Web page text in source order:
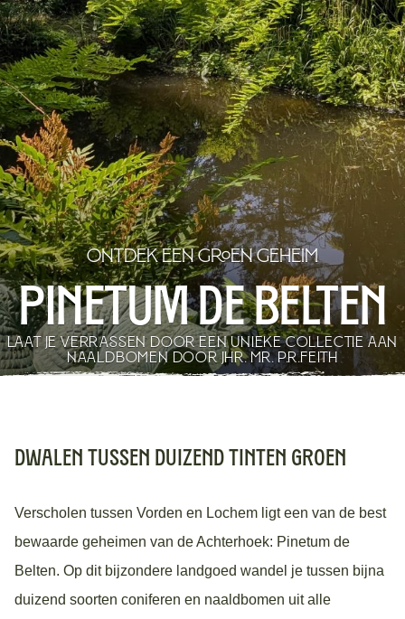
Ontdek een groen geheim
Pinetum de Belten
LAAT JE VERRASSEN DOOR EEN UNIEKE COLLECTIE AAN
NAALDBOMEN DOOR JHR. MR. P.R.FEITH
Dwalen tussen duizend tinten groen
Verscholen tussen Vorden en Lochem ligt een van de best
bewaarde geheimen van de Achterhoek: Pinetum de
Belten. Op dit bijzondere landgoed wandel je tussen bijna
duizend soorten coniferen en naaldbomen uit alle